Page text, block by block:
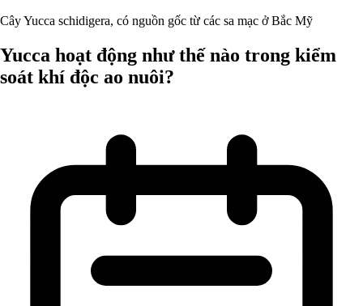
Cây Yucca schidigera, có nguồn gốc từ các sa mạc ở Bắc Mỹ
Yucca hoạt động như thế nào trong kiểm
soát khí độc ao nuôi?